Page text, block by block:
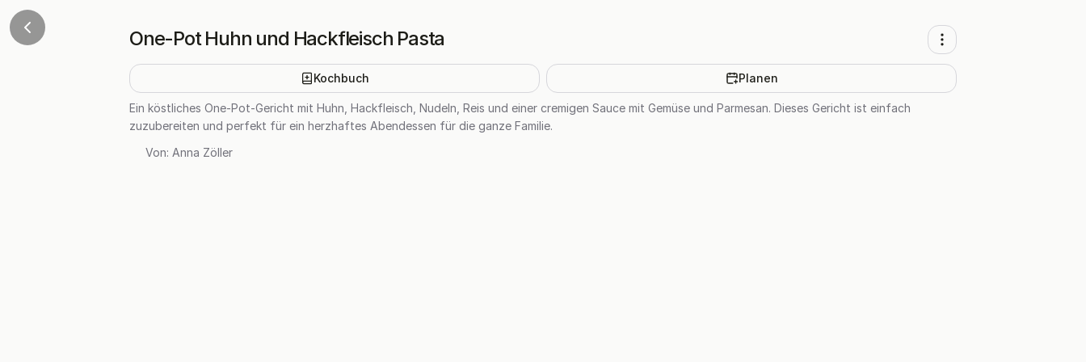
One-Pot Huhn und Hackfleisch Pasta
Kochbuch Planen
Ein köstliches One-Pot-Gericht mit Huhn, Hackfleisch, Nudeln, Reis und einer cremigen Sauce mit Gemüse und Parmesan. Dieses Gericht ist einfach
zuzubereiten und perfekt für ein herzhaftes Abendessen für die ganze Familie.
Von: Anna Zöller